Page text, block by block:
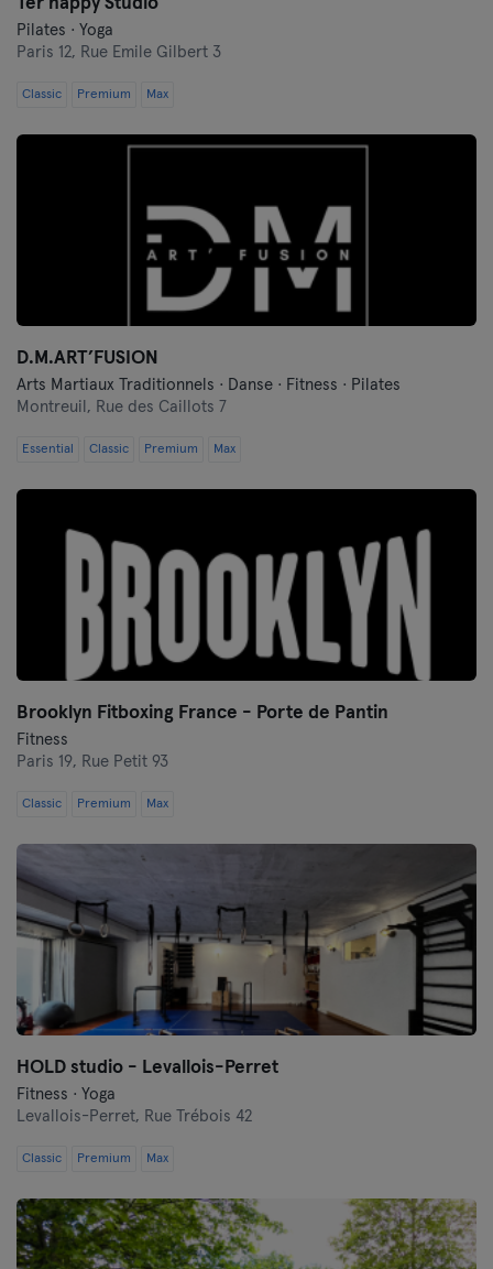
Ter’happy Studio
Pilates · Yoga
Paris 12, Rue Emile Gilbert 3
Classic Premium Max
D.M.ART’FUSION
Arts Martiaux Traditionnels · Danse · Fitness · Pilates
Montreuil, Rue des Caillots 7
Essential Classic Premium Max
Brooklyn Fitboxing France - Porte de Pantin
Fitness
Paris 19, Rue Petit 93
Classic Premium Max
HOLD studio - Levallois-Perret
Fitness · Yoga
Levallois-Perret, Rue Trébois 42
Classic Premium Max